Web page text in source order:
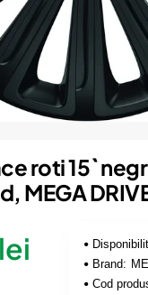
roti 15`
MEGA
lei
Brand:
Cod